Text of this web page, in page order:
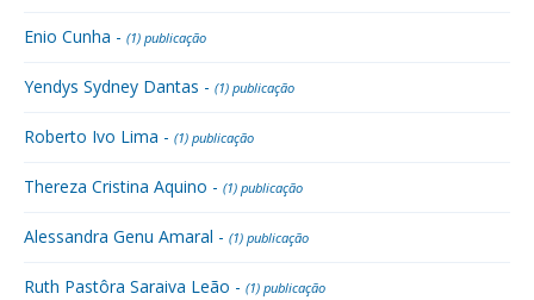
Enio Cunha - (1) publicação
Yendys Sydney Dantas - (1) publicação
Roberto Ivo Lima - (1) publicação
Thereza Cristina Aquino - (1) publicação
Alessandra Genu Amaral - (1) publicação
Ruth Pastôra Saraiva Leão - (1) publicação